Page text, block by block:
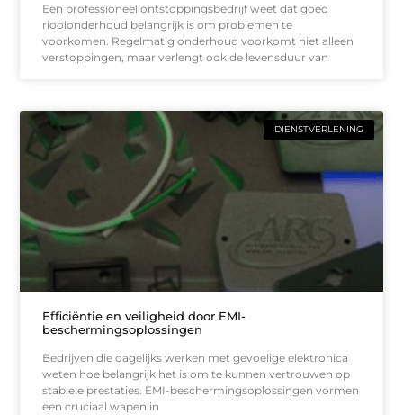
Een professioneel ontstoppingsbedrijf weet dat goed
rioolonderhoud belangrijk is om problemen te
voorkomen. Regelmatig onderhoud voorkomt niet alleen
verstoppingen, maar verlengt ook de levensduur van
DIENSTVERLENING
Efficiëntie en veiligheid door EMI-
beschermingsoplossingen
Bedrijven die dagelijks werken met gevoelige elektronica
weten hoe belangrijk het is om te kunnen vertrouwen op
stabiele prestaties. EMI-beschermingsoplossingen vormen
een cruciaal wapen in